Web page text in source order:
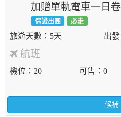
加贈單軌電車一日卷
保證出團 必走
5天
航班
機位 20 可售 0
候補